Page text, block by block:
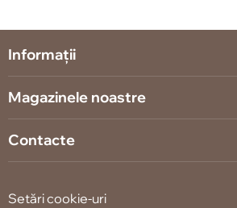
Informații
Magazinele noastre
Contacte
Setări cookie-uri